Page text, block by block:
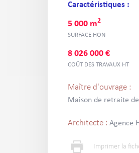
Caractéristiques :
5 000 m2
SURFACE HON
8 026 000 €
COÛT DES TRAVAUX HT
Maître d'ouvrage :
Maison de retraite
Architecte : Agence
Imprimer la